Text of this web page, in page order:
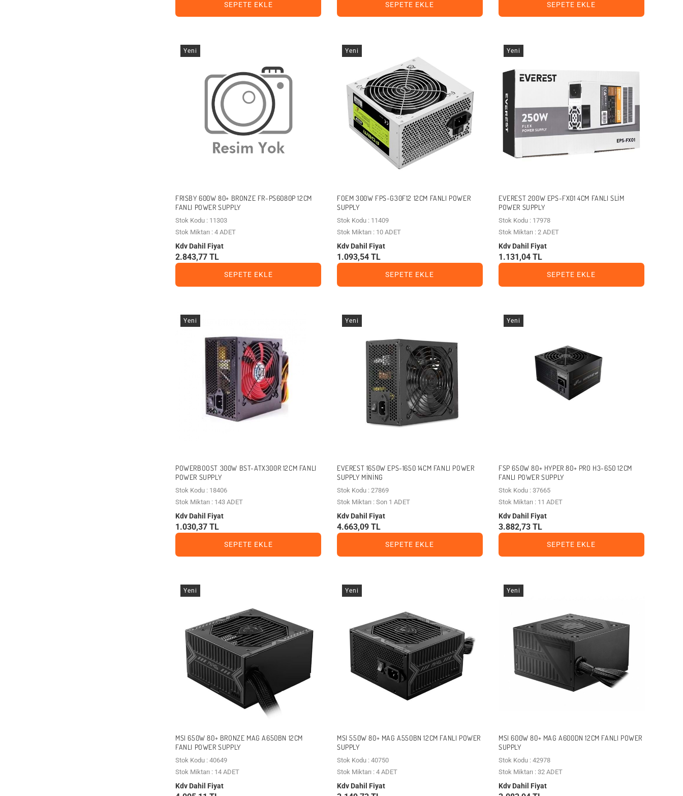
SEPETE EKLE SEPETE EKLE SEPETE EKLE
Yeni
FRISBY 600W 80+ BRONZE FR-PS6080P 12CM
FANLI POWER SUPPLY
Stok Kodu : 11303
Stok Miktarı : 4 ADET
Kdv Dahil Fiyat
2.843,77 TL
SEPETE EKLE
Yeni
FOEM 300W FPS-G30F12 12CM FANLI POWER
SUPPLY
Stok Kodu : 11409
Stok Miktarı : 10 ADET
Kdv Dahil Fiyat
1.093,54 TL
SEPETE EKLE
Yeni
EVEREST 200W EPS-FX01 4CM FANLI SLIM
POWER SUPPLY
Stok Kodu : 17978
Stok Miktarı : 2 ADET
Kdv Dahil Fiyat
1.131,04 TL
SEPETE EKLE
Yeni
POWERBOOST 300W BST-ATX300R 12CM FANLI
POWER SUPPLY
Stok Kodu : 18406
Stok Miktarı : 143 ADET
Kdv Dahil Fiyat
1.030,37 TL
SEPETE EKLE
Yeni
EVEREST 1650W EPS-1650 14CM FANLI POWER
SUPPLY MINING
Stok Kodu : 27869
Stok Miktarı : Son 1 ADET
Kdv Dahil Fiyat
4.663,09 TL
SEPETE EKLE
Yeni
FSP 650W 80+ HYPER 80+ PRO H3-650 12CM
FANLI POWER SUPPLY
Stok Kodu : 37665
Stok Miktarı : 11 ADET
Kdv Dahil Fiyat
3.882,73 TL
SEPETE EKLE
Yeni
MSI 650W 80+ BRONZE MAG A650BN 12CM
FANLI POWER SUPPLY
Stok Kodu : 40649
Stok Miktarı : 14 ADET
Kdv Dahil Fiyat
Yeni
MSI 550W 80+ MAG A550BN 12CM FANLI POWER
SUPPLY
Stok Kodu : 40750
Stok Miktarı : 4 ADET
Kdv Dahil Fiyat
Yeni
MSI 600W 80+ MAG A600DN 12CM FANLI POWER
SUPPLY
Stok Kodu : 42978
Stok Miktarı : 32 ADET
Kdv Dahil Fiyat